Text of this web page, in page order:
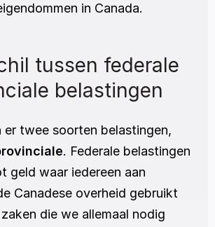
in Canada.
tussen federale
belastingen
. Federale belastingen
geld waar iedereen aan
Canadese overheid gebruikt
die we allemaal nodig